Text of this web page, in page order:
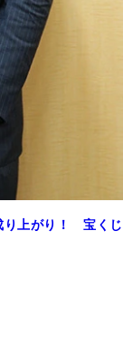
り上がり！ 宝くじ